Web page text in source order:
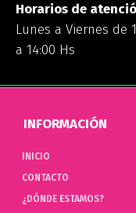
Horarios de
Lunes a Viernes de
a 14:00 Hs
INFORMACIÓN
INICIO
CONTACTO
¿DÓNDE ESTAMOS?